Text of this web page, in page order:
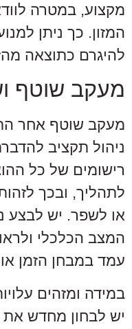
מקצוע, במטרה
המזון. כך ניתן
להיגרם כתוצאה
מעקב שוטף
מעקב שוטף אחר
ניהול תקציב
רישומים של כל
לתהליך, ובכך
או לשפר. יש לבצע
המצב הכלכלי
עמד במבחן הזמן
במידה ומזהים
יש לבחון מחדש